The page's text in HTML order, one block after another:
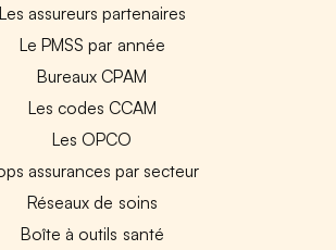
Les assureurs partenaires
Le PMSS par année
Bureaux CPAM
Les codes CCAM
Les OPCO
assurances par secteur
Réseaux de soins
Boîte à outils santé